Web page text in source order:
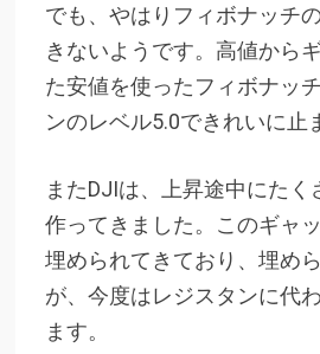
でも、やはりフィボナッチ
きないようです。高値から
た安値を使ったフィボナッ
ンのレベル5.0できれいに止
またDJIは、上昇途中にたく
作ってきました。このギャ
埋められてきており、埋め
が、今度はレジスタンに代
ます。